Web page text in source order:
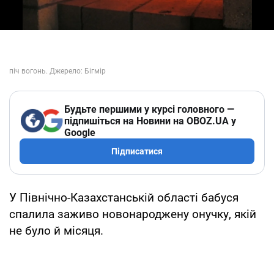
Будьте першими у курсі головного —
підпишіться на Новини на OBOZ.UA у
Google
Підписатися
У Північно-Казахстанській області бабуся
спалила заживо новонароджену онучку, якій
не було й місяця.